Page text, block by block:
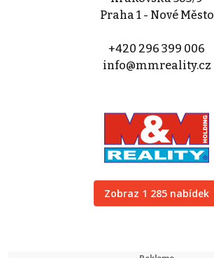
Praha 1 - Nové Město
+420 296 399 006
info@mmreality.cz
Zobraz 1 285 nabídek